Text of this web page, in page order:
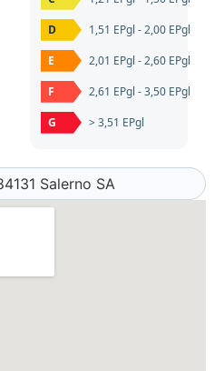
D
1,51 EPgl - 2,00 EPgl
E
2,01 EPgl - 2,60 EPgl
F
2,61 EPgl - 3,50 EPgl
G
> 3,51 EPgl
Salerno SA